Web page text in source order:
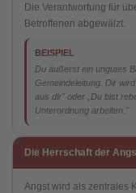
Die Verantwortung für
Betroffenen abgewälzt.
BEISPIEL
Du äußerst ein ungutes
Gemeindeleitung. Dir
aus dir" oder „Du bist
Unterordnung arbeiten."
Die Herrschaft der
Angst wird als zentrales